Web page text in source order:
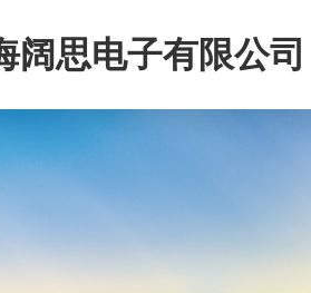
阔思电子有限公司